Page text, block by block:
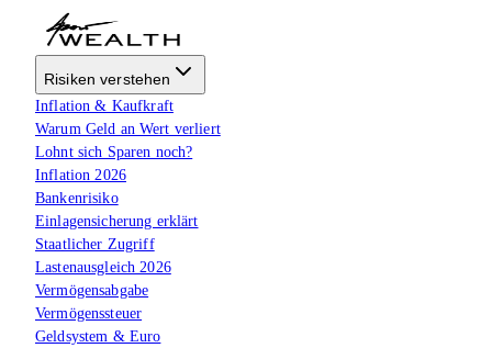
Risiken verstehen
Inflation & Kaufkraft
Warum Geld an Wert verliert
Lohnt sich Sparen noch?
Inflation 2026
Bankenrisiko
Einlagensicherung erklärt
Staatlicher Zugriff
Lastenausgleich 2026
Vermögensabgabe
Vermögenssteuer
Geldsystem & Euro